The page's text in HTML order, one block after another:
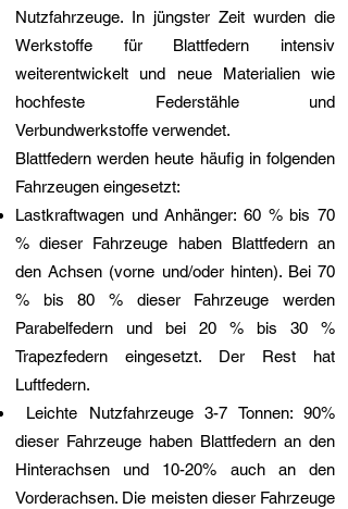
Nutzfahrzeuge. In jüngster Zeit wurden die
Werkstoffe für Blattfedern intensiv
weiterentwickelt und neue Materialien wie
hochfeste Federstähle und
Verbundwerkstoffe verwendet.
Blattfedern werden heute häufig in folgenden
Fahrzeugen eingesetzt:
Lastkraftwagen und Anhänger: 60 % bis 70
% dieser Fahrzeuge haben Blattfedern an
den Achsen (vorne und/oder hinten). Bei 70
% bis 80 % dieser Fahrzeuge werden
Parabelfedern und bei 20 % bis 30 %
Trapezfedern eingesetzt. Der Rest hat
Luftfedern.​
Leichte Nutzfahrzeuge 3-7 Tonnen: 90%
dieser Fahrzeuge haben Blattfedern an den
Hinterachsen und 10-20% auch an den
Vorderachsen. Die meisten dieser Fahrzeuge